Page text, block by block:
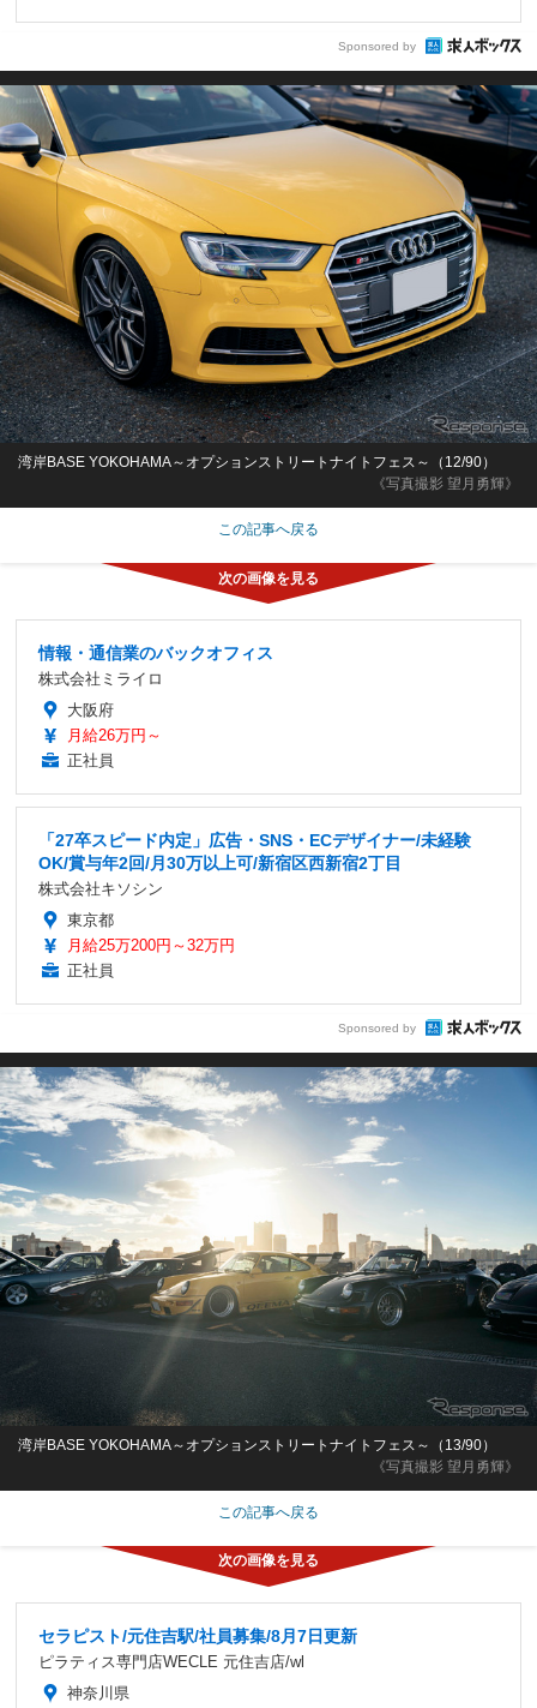
Sponsored by
《写真撮影 望月勇輝》
湾岸BASE YOKOHAMA～オプションストリートナイトフェス～（12/90）
この記事へ戻る
情報・通信業のバックオフィス
株式会社ミライロ
大阪府
月給26万円～
正社員
「27卒スピード内定」広告・SNS・ECデザイナー/未経験
OK/賞与年2回/月30万以上可/新宿区西新宿2丁目
株式会社キソシン
東京都
月給25万200円～32万円
正社員
Sponsored by
《写真撮影 望月勇輝》
湾岸BASE YOKOHAMA～オプションストリートナイトフェス～（13/90）
この記事へ戻る
セラピスト/元住吉駅/社員募集/8月7日更新
ピラティス専門店WECLE 元住吉店/wl
神奈川県